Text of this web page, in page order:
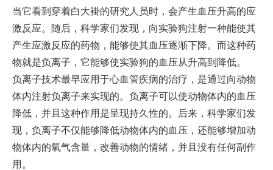
当它看到穿着白大褂的研究人员时，会产生血压升高的应
激反应。随后，科学家们发现，向实验狗注射一种能使其
产生应激反应的药物，能够使其血压逐渐下降。而这种药
物就是负离子，它能够使实验狗的血压从升高到降低。
负离子技术最早应用于心血管疾病的治疗，是通过向动物
体内注射负离子来实现的。负离子可以使动物体内的血压
降低，并且这种作用是呈现持久性的。后来，科学家们发
现，负离子不仅能够降低动物体内的血压，还能够增加动
物体内的氧气含量，改善动物的情绪，并且没有任何副作
用。